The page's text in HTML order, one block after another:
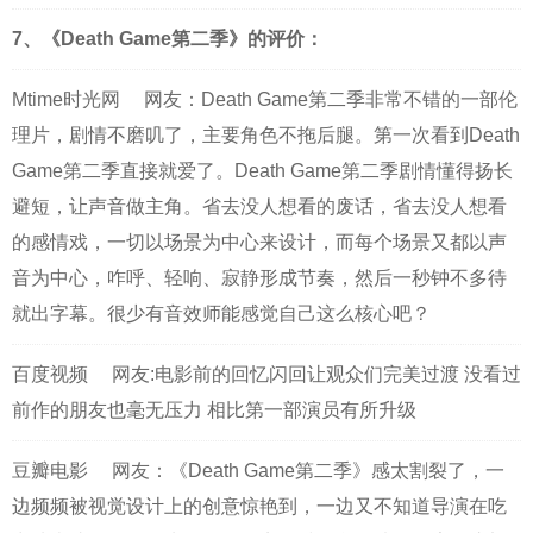
7、《Death Game第二季》的评价：
Mtime时光网
网友：Death Game第二季非常不错的一部伦
理片，剧情不磨叽了，主要角色不拖后腿。第一次看到Death
Game第二季直接就爱了。Death Game第二季剧情懂得扬长
避短，让声音做主角。省去没人想看的废话，省去没人想看
的感情戏，一切以场景为中心来设计，而每个场景又都以声
音为中心，咋呼、轻响、寂静形成节奏，然后一秒钟不多待
就出字幕。很少有音效师能感觉自己这么核心吧？
百度视频
网友:电影前的回忆闪回让观众们完美过渡 没看过
前作的朋友也毫无压力 相比第一部演员有所升级
豆瓣电影
网友：《Death Game第二季》感太割裂了，一
边频频被视觉设计上的创意惊艳到，一边又不知道导演在吃